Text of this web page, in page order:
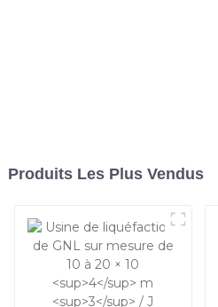
Produits Les Plus Vendus